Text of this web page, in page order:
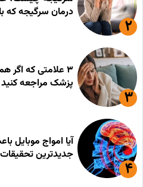
درمان سرگیجه که
۳ علامتی که اگر
پزشک مراجعه کنید
آیا امواج موبایل
جدیدترین